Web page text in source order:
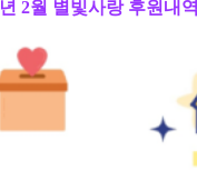
년 2월 별빛사랑 후원내역